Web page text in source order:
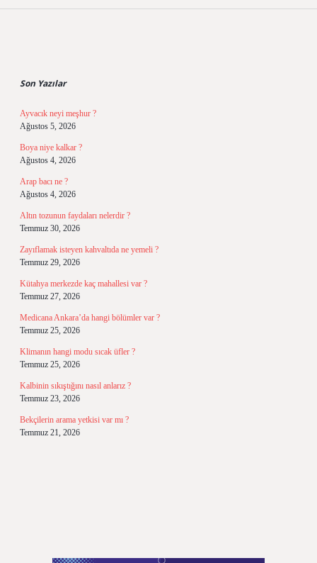
Son Yazılar
Ayvacık neyi meşhur ?
Ağustos 5, 2026
Boya niye kalkar ?
Ağustos 4, 2026
Arap bacı ne ?
Ağustos 4, 2026
Altın tozunun faydaları nelerdir ?
Temmuz 30, 2026
Zayıflamak isteyen kahvaltıda ne yemeli ?
Temmuz 29, 2026
Kütahya merkezde kaç mahallesi var ?
Temmuz 27, 2026
Medicana Ankara’da hangi bölümler var ?
Temmuz 25, 2026
Klimanın hangi modu sıcak üfler ?
Temmuz 25, 2026
Kalbinin sıkıştığını nasıl anlarız ?
Temmuz 23, 2026
Bekçilerin arama yetkisi var mı ?
Temmuz 21, 2026